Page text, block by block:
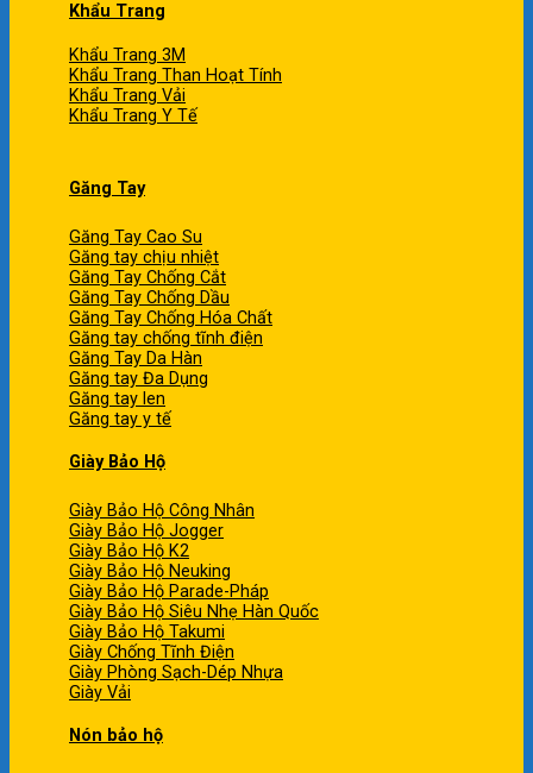
Khẩu Trang
Khẩu Trang 3M
Khẩu Trang Than Hoạt Tính
Khẩu Trang Vải
Khẩu Trang Y Tế
Găng Tay
Găng Tay Cao Su
Găng tay chịu nhiệt
Găng Tay Chống Cắt
Găng Tay Chống Dầu
Găng Tay Chống Hóa Chất
Găng tay chống tĩnh điện
Găng Tay Da Hàn
Găng tay Đa Dụng
Găng tay len
Găng tay y tế
Giày Bảo Hộ
Giày Bảo Hộ Công Nhân
Giày Bảo Hộ Jogger
Giày Bảo Hộ K2
Giày Bảo Hộ Neuking
Giày Bảo Hộ Parade-Pháp
Giày Bảo Hộ Siêu Nhẹ Hàn Quốc
Giày Bảo Hộ Takumi
Giày Chống Tĩnh Điện
Giày Phòng Sạch-Dép Nhựa
Giày Vải
Nón bảo hộ